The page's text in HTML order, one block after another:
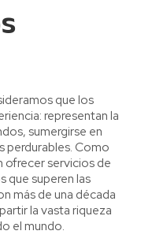
que los
representan la
sumergirse en
perdurables. Como
ofrecer servicios de
que superen las
más de una década
la vasta riqueza
el mundo.